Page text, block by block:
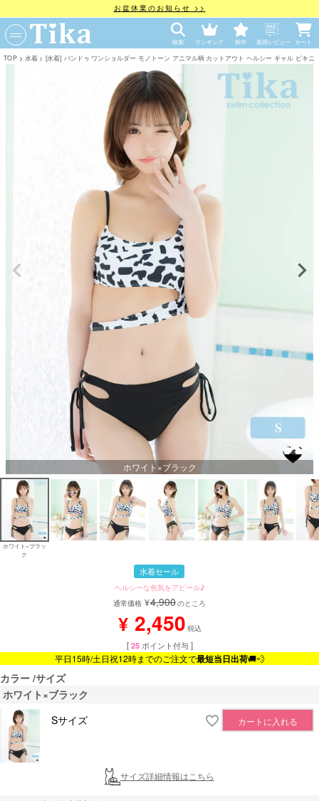
お盆休業のお知らせ >>
検索 ランキング 新作 着用レビュー カート
TOP 水着 [水着] バンドゥ ワンショルダー モノトーン アニマル柄 カットアウト ヘルシー ギャル ビキ
ホワイト×ブラック
ホワイト×ブラッ
ク
水着セール
ヘルシーな色気をアピール♪
通常価格 ¥4,900のところ
¥ 2,450 税込
[ 25 ポイント付与 ]
平日15時/土日祝12時までのご注文で最短当日出荷🚚💨
カラー サイズ
ホワイト×ブラック
Sサイズ
カートに入れる
サイズ詳細情報はこちら